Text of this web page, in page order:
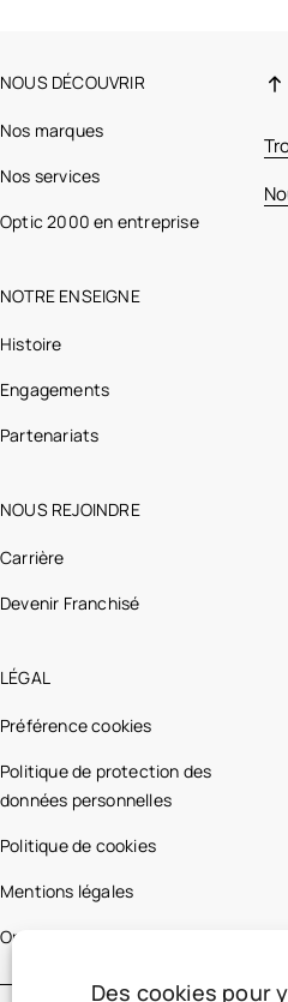
NOUS DÉCOUVRIR
Nos marques
Nos services
Optic 2000 en entreprise
NOTRE ENSEIGNE
Histoire
Engagements
Partenariats
NOUS REJOINDRE
Carrière
Devenir Franchisé
LÉGAL
Préférence cookies
Politique de protection des
données personnelles
Politique de cookies
Mentions légales
Optic 2000 France
Des cookies pour